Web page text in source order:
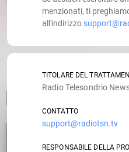
menzionati, ti
all'indirizzo
TITOLARE DEL
Radio Telesondrio
CONTATTO
support@radiotsn.tv
RESPONSABILE DELLA